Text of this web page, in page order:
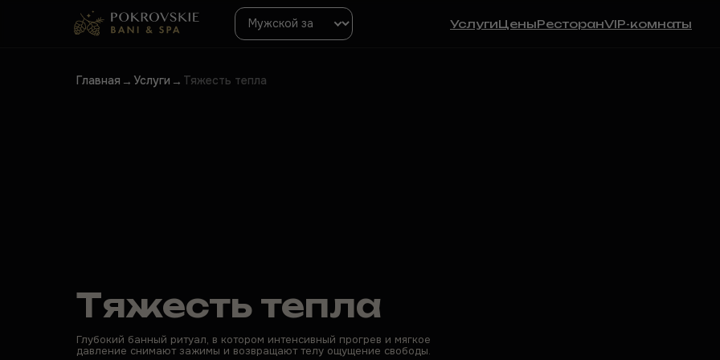
УслугиЦеныРесторанVIP-комнаты
в соответствии с
Тяжесть тепла
Глубокий банный ритуал, в котором интенсивный прогрев и мягкое
давление снимают зажимы и возвращают телу ощущение свободы.
Главная → Услуги → Тяжесть тепла